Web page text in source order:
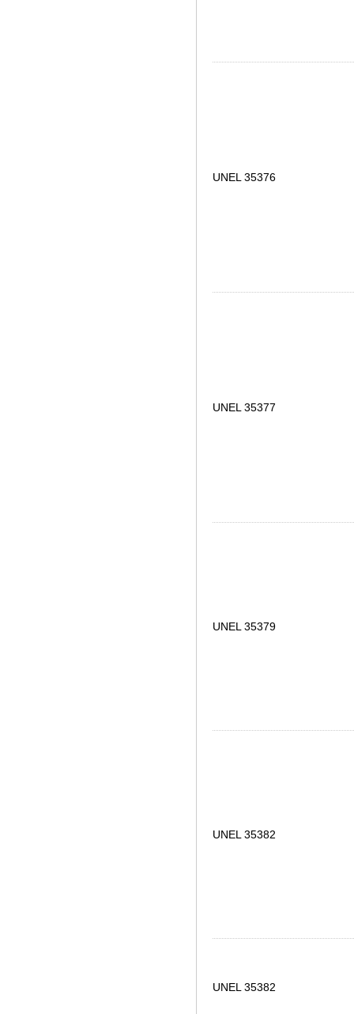
UNEL 35376
UNEL 35377
UNEL 35379
UNEL 35382
UNEL 35382